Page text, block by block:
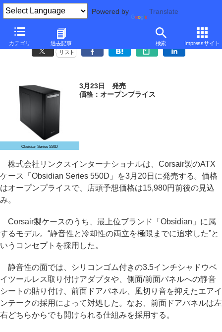
Powered by Translate
カテゴリ 過去記事 検索 Impressサイト
Corsair、静音性と冷却性を追求したATXケース「550D」
リスト
Obsidian Series 550D
3月23日 発売
価格：オープンプライス
株式会社リンクスインターナショナルは、Corsair製のATX
ケース「Obsidian Series 550D」を3月20日に発売する。価格
はオープンプライスで、店頭予想価格は15,980円前後の見込
み。
Corsair製ケースのうち、最上位ブランド「Obsidian」に属
するモデル。“静音性と冷却性の両立を極限までに追求した”と
いうコンセプトを採用した。
静音性の面では、シリコンゴム付きの3.5インチシャドウベ
イツールレス取り付けアダプタや、側面/前面パネルへの静音
シートの貼り付け、前面ドアパネル、風切り音を抑えたエアイ
ンテークの採用によって対処した。なお、前面ドアパネルは左
右どちらからでも開けられる仕組みを採用する。